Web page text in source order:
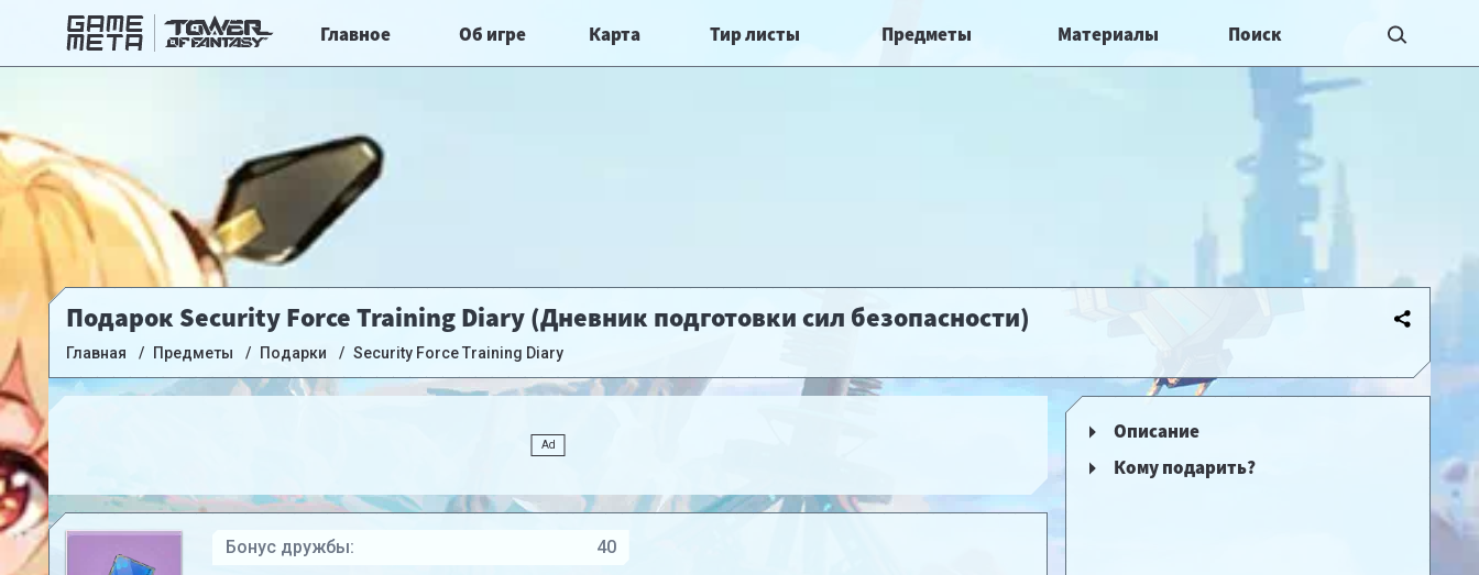
Главное Об игре Карта Тир листы Предметы Материалы
Подарок Security Force Training Diary (Дневник подготовки сил безопасности)
Главная Предметы Подарки Security Force Training Diary
Бонус дружбы: 40
Описание
Кому подарить?